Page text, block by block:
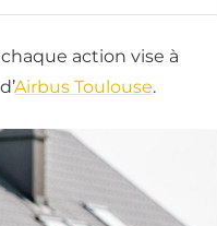
action vise à
Airbus Toulouse.